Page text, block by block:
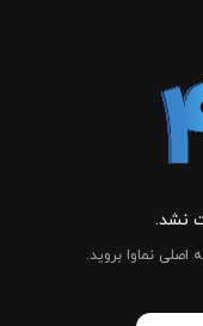
نشد.
نماوا بروید.